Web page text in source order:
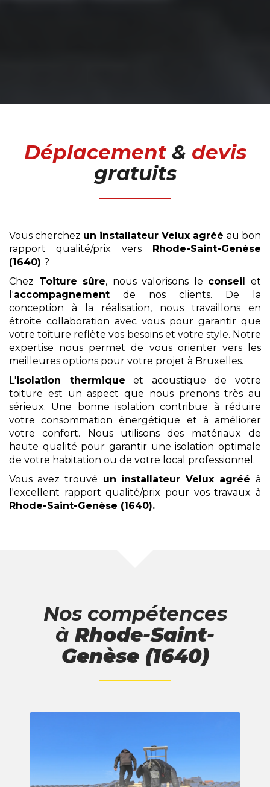
Déplacement& devis
gratuits
Vous cherchez un installateur Velux agréé au bon
rapport qualité/prix vers
Rhode-Saint-Genèse
(1640) ?
Chez Toiture sûre, nous valorisons le conseil et
l'accompagnement de nos clients. De la
conception à la réalisation, nous travaillons en
étroite collaboration avec vous pour garantir que
votre toiture reflète vos besoins et votre style. Notre
expertise nous permet de vous orienter vers les
meilleures options pour votre projet à Bruxelles.
L'isolation thermique et acoustique de votre
toiture est un aspect que nous prenons très au
sérieux. Une bonne isolation contribue à réduire
votre consommation énergétique et à améliorer
votre confort. Nous utilisons des matériaux de
haute qualité pour garantir une isolation optimale
de votre habitation ou de votre local professionnel.
Vous avez trouvé un installateur Velux agréé à
l'excellent rapport qualité/prix pour vos travaux à
Rhode-Saint-Genèse (1640).
Nos compétences
à Rhode-Saint-
Genèse (1640)